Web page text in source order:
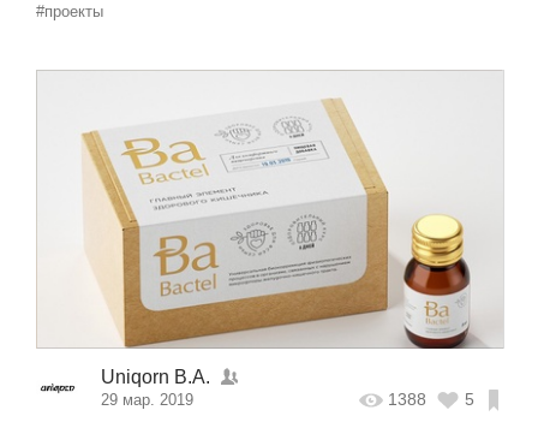
#проекты
Uniqorn B.A.
29 мар. 2019 1388 5